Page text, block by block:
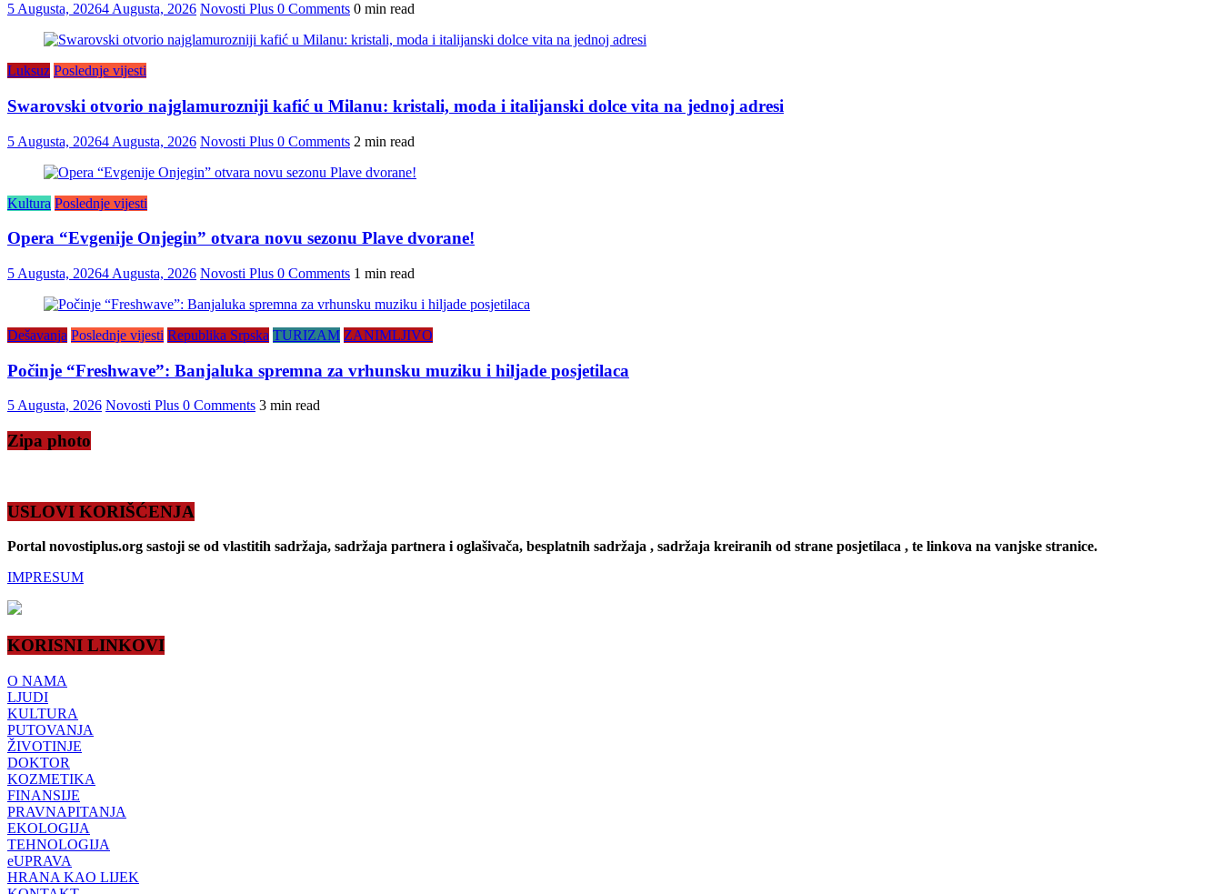
5 Augusta, 20264 Augusta, 2026 Novosti Plus 0 Comments 0 min read
Luksuz Poslednje vijesti
Swarovski otvorio najglamurozniji kafić u Milanu: kristali, moda i italijanski dolce vita na jednoj adresi
5 Augusta, 20264 Augusta, 2026 Novosti Plus 0 Comments 2 min read
Kultura Poslednje vijesti
Opera “Evgenije Onjegin” otvara novu sezonu Plave dvorane!
5 Augusta, 20264 Augusta, 2026 Novosti Plus 0 Comments 1 min read
Dešavanja Poslednje vijesti Republika Srpska TURIZAM ZANIMLJIVO
Počinje “Freshwave”: Banjaluka spremna za vrhunsku muziku i hiljade posjetilaca
5 Augusta, 2026 Novosti Plus 0 Comments 3 min read
Zipa photo
USLOVI KORIŠĆENJA
Portal novostiplus.org sastoji se od vlastitih sadržaja, sadržaja partnera i oglašivača, besplatnih sadržaja , sadržaja kreiranih od strane posjetilaca , te linkova na vanjske stranice.
IMPRESUM
KORISNI LINKOVI
O NAMA
LJUDI
KULTURA
PUTOVANJA
ŽIVOTINJE
DOKTOR
KOZMETIKA
FINANSIJE
PRAVNAPITANJA
EKOLOGIJA
TEHNOLOGIJA
eUPRAVA
HRANA KAO LIJEK